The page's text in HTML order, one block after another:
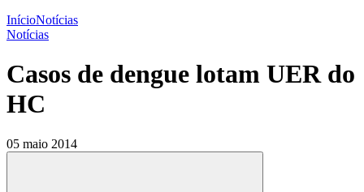
InícioNotícias
Notícias
Casos de dengue lotam UER do
HC
05 maio 2014